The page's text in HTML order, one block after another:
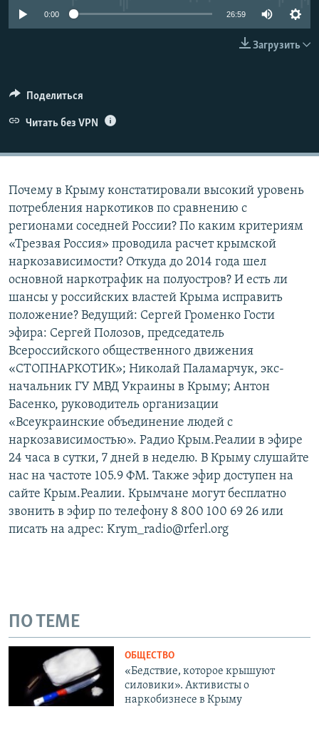
ПОБЕДИТЕЛЕЙ НЕ СУДЯТ?
УКРАИНСКАЯ ПРОБЛЕМА КРЫМА
ПРИСОЕДИНЯЙТЕСЬ!
0:00 26:59
Загрузить
Поделиться
Читать без VPN
Почему в Крыму констатировали высокий уровень
потребления наркотиков по сравнению с
регионами соседней России? По каким критериям
«Трезвая Россия» проводила расчет крымской
наркозависимости? Откуда до 2014 года шел
основной наркотрафик на полуостров? И есть ли
шансы у российских властей Крыма исправить
положение? Ведущий: Сергей Громенко Гости
эфира: Сергей Полозов, председатель
Всероссийского общественного движения
«СТОПНАРКОТИК»; Николай Паламарчук, экс-
начальник ГУ МВД Украины в Крыму; Антон
Басенко, руководитель организации
«Всеукраинские объединение людей с
наркозависимостью». Радио Крым.Реалии в эфире
24 часа в сутки, 7 дней в неделю. В Крыму слушайте
нас на частоте 105.9 ФМ. Также эфир доступен на
сайте Крым.Реалии. Крымчане могут бесплатно
звонить в эфир по телефону 8 800 100 69 26 или
писать на адрес: Krym_radio@rferl.org
ПО ТЕМЕ
ОБЩЕСТВО
«Бедствие, которое крышуют
силовики». Активисты о
наркобизнесе в Крыму